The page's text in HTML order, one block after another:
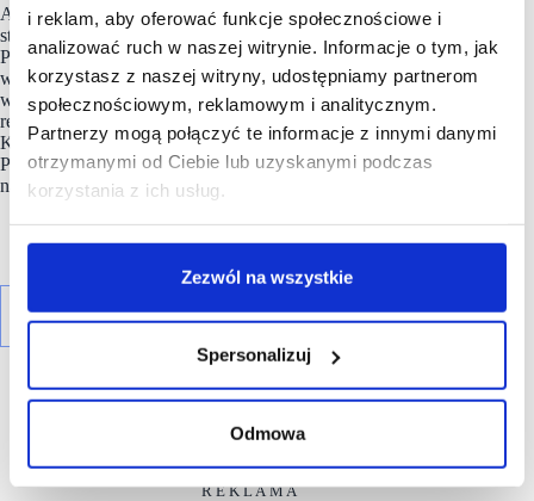
i reklam, aby oferować funkcje społecznościowe i
analizować ruch w naszej witrynie. Informacje o tym, jak
korzystasz z naszej witryny, udostępniamy partnerom
społecznościowym, reklamowym i analitycznym.
Partnerzy mogą połączyć te informacje z innymi danymi
otrzymanymi od Ciebie lub uzyskanymi podczas
korzystania z ich usług.
Zezwól na wszystkie
Spersonalizuj
Odmowa
Akademii Majster (platformy e-learningowe i szkolenia
stacjonarne), cyklicznych ogólnopolskich targów Majster
Partner oraz wdraża udogodnienia konsumenckie, takie jak
wirtualne spacery, najwyższej jakości raporty analityczne
wspierające zarządzanie sklepami, czy cykliczne szkolenia
realizowane przez dostawców dla naszych klientów.
Konsekwentny rozwój nowoczesnych marketów Pszczółka,
Pszczółka Ekspres to kluczowe kierunki strategiczne spółki
na najbliższe lata.
R E K L A M A